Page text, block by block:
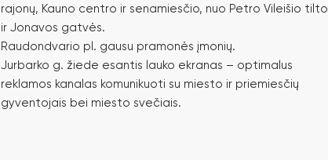
rajonų, Kauno centro ir senamiesčio, nuo Petro Vileišio tilto
ir Jonavos gatvės.
Raudondvario pl. gausu pramonės įmonių.
Jurbarko g. žiede esantis lauko ekranas – optimalus
reklamos kanalas komunikuoti su miesto ir priemiesčių
gyventojais bei miesto svečiais.